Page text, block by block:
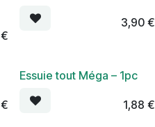
€
3,90€
€
Essuie tout Méga – 1pc
1,88 €